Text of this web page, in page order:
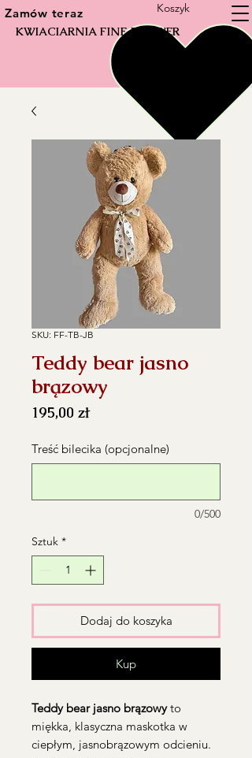
Koszyk
KWIACIARNIA FINE FLOWER
Zamów teraz
SKU: FF-TB-JB
Teddy bear jasno
brązowy
195,00 złCena
Treść bilecika (opcjonalne)
0/500
Sztuk *
Dodaj do koszyka
Kup
Teddy bear jasno brązowyto
miękka, klasyczna maskotka w
ciepłym, jasnobrązowym odcieniu.